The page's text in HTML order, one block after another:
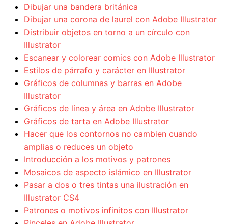
Dibujar una bandera británica
Dibujar una corona de laurel con Adobe Illustrator
Distribuir objetos en torno a un círculo con
Illustrator
Escanear y colorear comics con Adobe Illustrator
Estilos de párrafo y carácter en Illustrator
Gráficos de columnas y barras en Adobe
Illustrator
Gráficos de línea y área en Adobe Illustrator
Gráficos de tarta en Adobe Illustrator
Hacer que los contornos no cambien cuando
amplias o reduces un objeto
Introducción a los motivos y patrones
Mosaicos de aspecto islámico en Illustrator
Pasar a dos o tres tintas una ilustración en
Illustrator CS4
Patrones o motivos infinitos con Illustrator